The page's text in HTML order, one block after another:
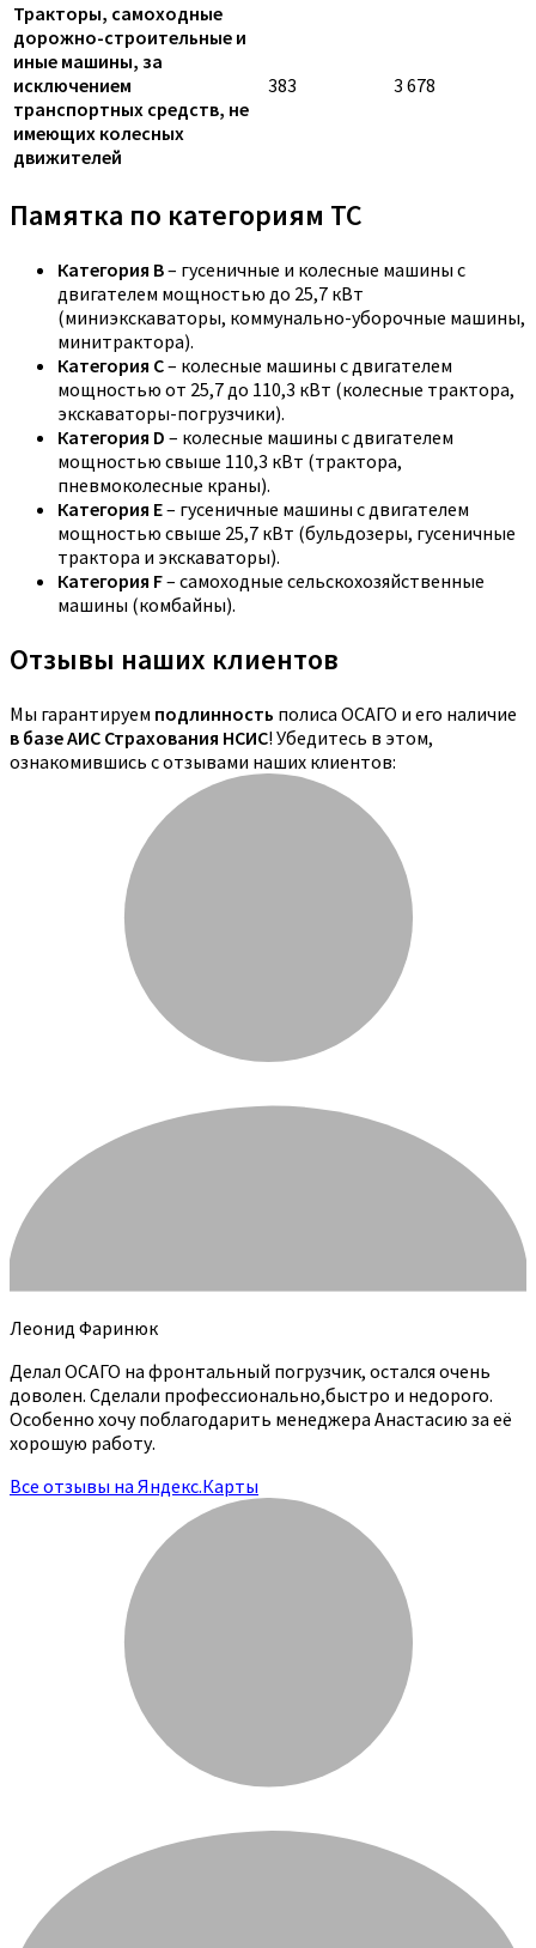
Тракторы, самоходные
дорожно-строительные и
иные машины, за
исключением
транспортных средств, не
имеющих колесных
движителей
383 3 678
Памятка по категориям ТС
Категория B– гусеничные и колесные машины с
двигателем мощностью до 25,7 кВт
(миниэкскаваторы, коммунально-уборочные машины,
минитрактора).
Категория C– колесные машины с двигателем
мощностью от 25,7 до 110,3 кВт (колесные трактора,
экскаваторы-погрузчики).
Категория D – колесные машины с двигателем
мощностью свыше 110,3 кВт (трактора,
пневмоколесные краны).
Категория E– гусеничные машины с двигателем
мощностью свыше 25,7 кВт (бульдозеры, гусеничные
трактора и экскаваторы).
Категория F– самоходные сельскохозяйственные
машины (комбайны).
Отзывы наших клиентов
Мы гарантируем подлинность полиса ОСАГО и его наличие
в базе АИС Страхования НСИС! Убедитесь в этом,
ознакомившись с отзывами наших клиентов:
Леонид Фаринюк
Делал ОСАГО на фронтальный погрузчик, остался очень
доволен. Сделали профессионально,быстро и недорого.
Особенно хочу поблагодарить менеджера Анастасию за её
хорошую работу.
Все отзывы на Яндекс.Карты